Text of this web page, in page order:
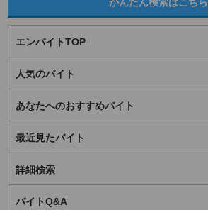
エンバイトTOP
人気のバイト
あなたへのおすすめバイト
最近見たバイト
詳細検索
バイトQ&A